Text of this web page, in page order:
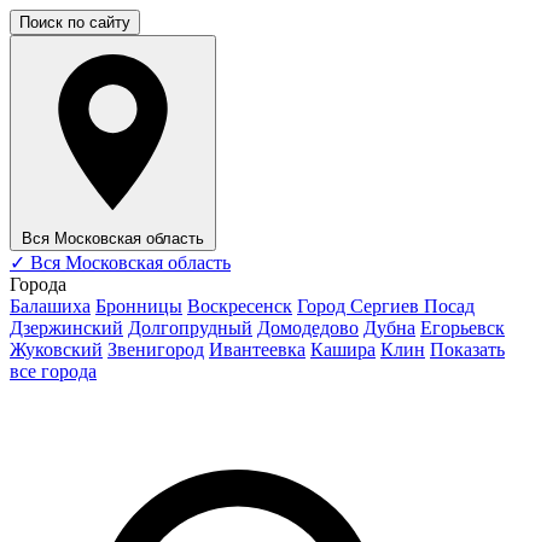
Поиск по сайту
Вся Московская область
✓ Вся Московская область
Города
Балашиха Бронницы Воскресенск Город Сергиев Посад
Дзержинский Долгопрудный Домодедово Дубна Егорьевск
Жуковский Звенигород Ивантеевка Кашира Клин Показать
все города